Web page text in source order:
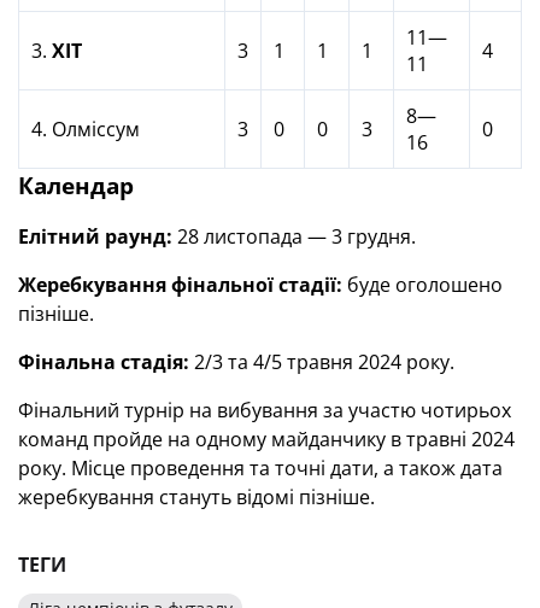
3. ХІТ 3 1 1 1
11—
11
4
4. Олміссум 3 0 0 3
8—
16
0
Календар
Елітний раунд: 28 листопада — 3 грудня.
Жеребкування фінальної стадії: буде оголошено
пізніше.
Фінальна стадія: 2/3 та 4/5 травня 2024 року.
Фінальний турнір на вибування за участю чотирьох
команд пройде на одному майданчику в травні 2024
року. Місце проведення та точні дати, а також дата
жеребкування стануть відомі пізніше.
ТЕГИ